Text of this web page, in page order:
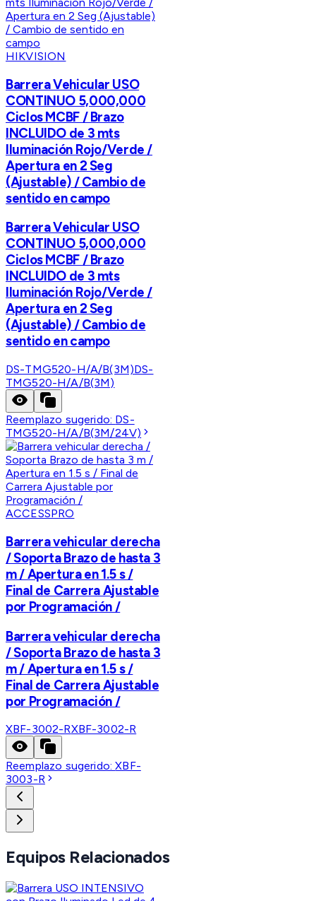
HIKVISION
Barrera Vehicular USO
CONTINUO 5,000,000
Ciclos MCBF / Brazo
INCLUIDO de 3 mts
Iluminación Rojo/Verde /
Apertura en 2 Seg
(Ajustable) / Cambio de
sentido en campo
Barrera Vehicular USO
CONTINUO 5,000,000
Ciclos MCBF / Brazo
INCLUIDO de 3 mts
Iluminación Rojo/Verde /
Apertura en 2 Seg
(Ajustable) / Cambio de
sentido en campo
DS-TMG520-H/A/B(3M)DS-
TMG520-H/A/B(3M)
Reemplazo sugerido: DS-
TMG520-H/A/B(3M/24V)
ACCESSPRO
Barrera vehicular derecha
/ Soporta Brazo de hasta 3
m / Apertura en 1.5 s /
Final de Carrera Ajustable
por Programación /
Barrera vehicular derecha
/ Soporta Brazo de hasta 3
m / Apertura en 1.5 s /
Final de Carrera Ajustable
por Programación /
XBF-3002-RXBF-3002-R
Reemplazo sugerido:XBF-
3003-R
Equipos Relacionados